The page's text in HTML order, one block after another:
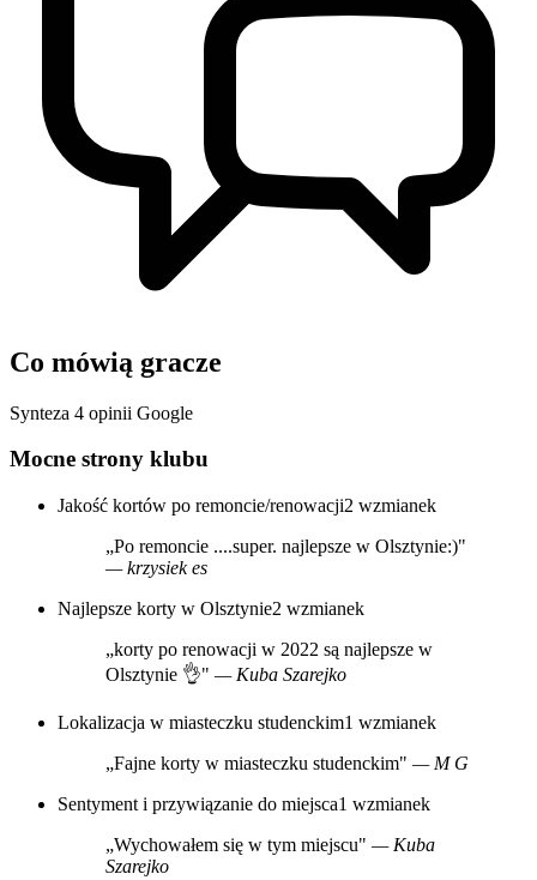
Co mówią gracze
Synteza 4 opinii Google
Mocne strony klubu
Jakość kortów po remoncie/renowacji2 wzmianek
„Po remoncie ....super. najlepsze w Olsztynie:)"
— krzysiek es
Najlepsze korty w Olsztynie2 wzmianek
„korty po renowacji w 2022 są najlepsze w
Olsztynie 👌" — Kuba Szarejko
Lokalizacja w miasteczku studenckim1 wzmianek
„Fajne korty w miasteczku studenckim" — M G
Sentyment i przywiązanie do miejsca1 wzmianek
„Wychowałem się w tym miejscu" — Kuba
Szarejko